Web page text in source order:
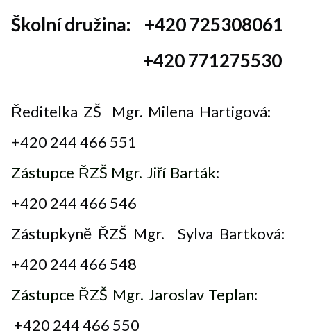
Školní družina: +420 725308061
+420 771275530
Ředitelka ZŠ Mgr. Milena Hartigová:
+420 244 466 551
Zástupce ŘZŠ Mgr. Jiří Barták:
+420 244 466 546
Zástupkyně ŘZŠ Mgr. Sylva Bartková:
+420 244 466 548
Zástupce ŘZŠ Mgr. Jaroslav Teplan:
+420 244 466 550